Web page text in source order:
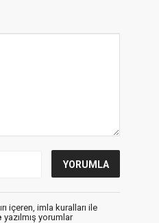
içeren, imla kuralları ile
yazılmış yorumlar